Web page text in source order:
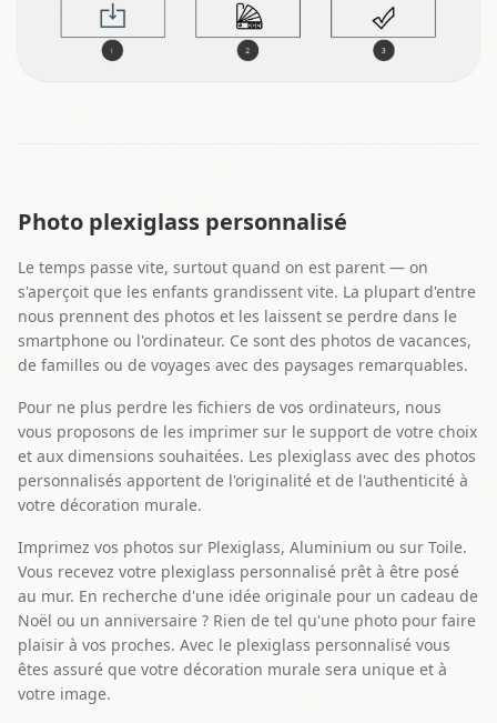
Photo plexiglass personnalisé
Le temps passe vite, surtout quand on est parent — on
s'aperçoit que les enfants grandissent vite. La plupart d'entre
nous prennent des photos et les laissent se perdre dans le
smartphone ou l'ordinateur. Ce sont des photos de vacances,
de familles ou de voyages avec des paysages remarquables.
Pour ne plus perdre les fichiers de vos ordinateurs, nous
vous proposons de les imprimer sur le support de votre choix
et aux dimensions souhaitées. Les plexiglass avec des photos
personnalisés apportent de l'originalité et de l'authenticité à
votre décoration murale.
Imprimez vos photos sur Plexiglass, Aluminium ou sur Toile.
Vous recevez votre plexiglass personnalisé prêt à être posé
au mur. En recherche d'une idée originale pour un cadeau de
Noël ou un anniversaire ? Rien de tel qu'une photo pour faire
plaisir à vos proches. Avec le plexiglass personnalisé vous
êtes assuré que votre décoration murale sera unique et à
votre image.